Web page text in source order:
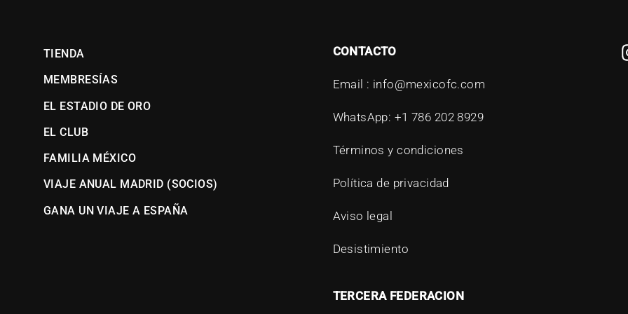
TIENDA
MEMBRESÍAS
EL ESTADIO DE ORO
EL CLUB
FAMILIA MÉXICO
VIAJE ANUAL MADRID (SOCIOS)
GANA UN VIAJE A ESPAÑA
CONTACTO
Email : info@mexicofc.com
WhatsApp: +1 786 202 8929
Términos y condiciones
Política de privacidad
Aviso legal
Desistimiento
TERCERA FEDERACION